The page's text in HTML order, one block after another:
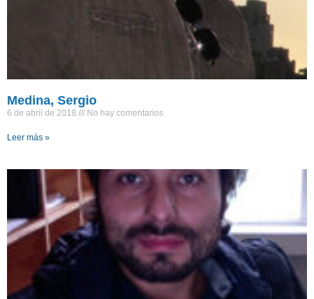
Medina, Sergio
6 de abril de 2018 No hay comentarios
Leer más »